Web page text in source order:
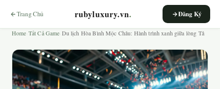
Trang Chủ rubyluxury.vn. Đăng Ký
Home Tất Cả Game Du lịch Hòa Bình Mộc Châu: Hành trình xanh giữa lòng Tâ